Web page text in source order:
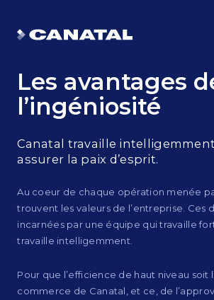
Les avantages
l’ingéniosité
Canatal travaille
assurer la paix d’esprit.
Au coeur de chaque opération menée
trouvent les valeurs de l’entreprise. Ces
incarnées par une équipe qui travaille
travaille intelligemment.
Pour que l’efficience de haut niveau soit
commerce de Canatal, et ce, de